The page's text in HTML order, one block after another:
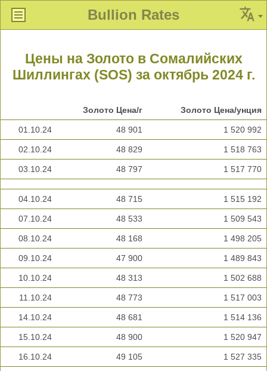
Bullion Rates
Цены на Золото в Сомалийских
Шиллингах (SOS) за октябрь 2024 г.
Золото Цена/г Золото Цена/унция
01.10.24 48 901 1 520 992
02.10.24 48 829 1 518 763
03.10.24 48 797 1 517 770
04.10.24 48 715 1 515 192
07.10.24 48 533 1 509 543
08.10.24 48 168 1 498 205
09.10.24 47 900 1 489 843
10.10.24 48 313 1 502 688
11.10.24 48 773 1 517 003
14.10.24 48 681 1 514 136
15.10.24 48 900 1 520 947
16.10.24 49 105 1 527 335